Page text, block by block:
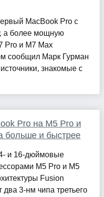
MacBook Pro с
а более мощную
Pro и M7 Max
сообщил Марк Гурман
знакомые с
Pro на M5 Pro и
больше и быстрее
и 16-дюймовые
M5 Pro и M5
Fusion
3-нм чипа третьего